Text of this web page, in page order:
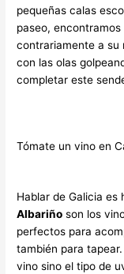
pequeñas calas
paseo,
contrariamente a su
con las olas
completar este
Tómate un vino en
Hablar de Galicia
Albariño son los
perfectos para
también para
vino sino el tipo de